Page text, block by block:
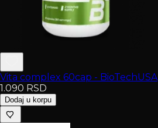
Vita complex 60cap - BioTechUSA
1.090 RSD
Dodaj u korpu